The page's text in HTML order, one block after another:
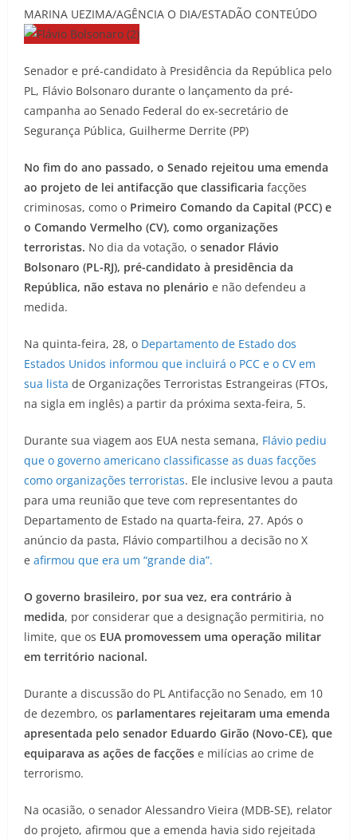
MARINA UEZIMA/AGÊNCIA O DIA/ESTADÃO CONTEÚDO
Senador e pré-candidato à Presidência da República pelo
PL, Flávio Bolsonaro durante o lançamento da pré-
campanha ao Senado Federal do ex-secretário de
Segurança Pública, Guilherme Derrite (PP)
No fim do ano passado, o Senado rejeitou uma emenda
ao projeto de lei antifacção que classificaria facções
criminosas, como o Primeiro Comando da Capital (PCC) e
o Comando Vermelho (CV), como organizações
terroristas. No dia da votação, o senador Flávio
Bolsonaro (PL-RJ), pré-candidato à presidência da
República, não estava no plenário e não defendeu a
medida.
Na quinta-feira, 28, o Departamento de Estado dos
Estados Unidos informou que incluirá o PCC e o CV em
sua lista de Organizações Terroristas Estrangeiras (FTOs,
na sigla em inglês) a partir da próxima sexta-feira, 5.
Durante sua viagem aos EUA nesta semana, Flávio pediu
que o governo americano classificasse as duas facções
como organizações terroristas. Ele inclusive levou a pauta
para uma reunião que teve com representantes do
Departamento de Estado na quarta-feira, 27. Após o
anúncio da pasta, Flávio compartilhou a decisão no X
e afirmou que era um “grande dia”.
O governo brasileiro, por sua vez, era contrário à
medida, por considerar que a designação permitiria, no
limite, que os EUA promovessem uma operação militar
em território nacional.
Durante a discussão do PL Antifacção no Senado, em 10
de dezembro, os parlamentares rejeitaram uma emenda
apresentada pelo senador Eduardo Girão (Novo-CE), que
equiparava as ações de facções e milícias ao crime de
terrorismo.
Na ocasião, o senador Alessandro Vieira (MDB-SE), relator
do projeto, afirmou que a emenda havia sido rejeitada